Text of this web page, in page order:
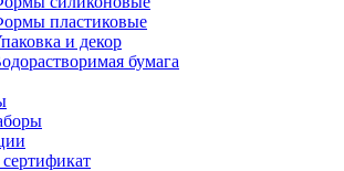
пластиковые
и декор
бумага